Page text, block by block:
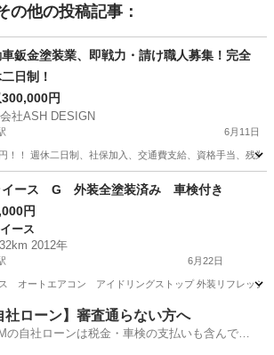
の他の投稿記事：
車鈑金塗装業、即戦力・請け職人募集！完全
日制！
300,000円
社ASH DESIGN
6月11日
！！ 週休二日制、社保加入、交通費支給、資格手当、残
永駅 その他 若者
イース G 外装全塗装済み 車検付き
円
ース
2012年
6月22日
ートエアコン アイドリングストップ 外装リフレッシュ
永駅 ミライース
社ローン】審査通らない方へ
の自社ローンは税金・車検の支払いも含んでい